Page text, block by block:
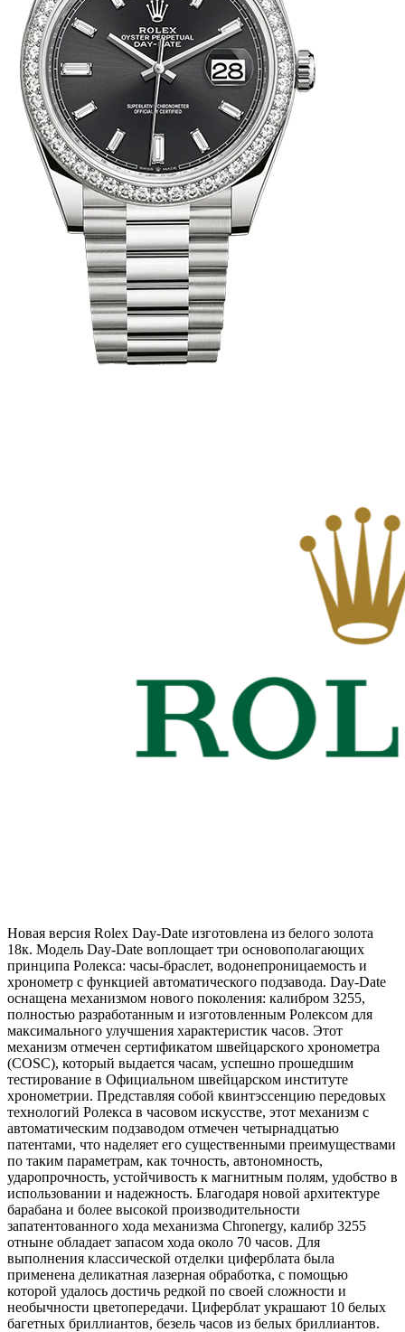
Новая версия Rolex Day-Date изготовлена из белого золота
18к. Модель Day-Date воплощает три основополагающих
принципа Ролекса: часы-браслет, водонепроницаемость и
хронометр с функцией автоматического подзавода. Day-Date
оснащена механизмом нового поколения: калибром 3255,
полностью разработанным и изготовленным Ролексом для
максимального улучшения характеристик часов. Этот
механизм отмечен сертификатом швейцарского хронометра
(COSC), который выдается часам, успешно прошедшим
тестирование в Официальном швейцарском институте
хронометрии. Представляя собой квинтэссенцию передовых
технологий Ролекса в часовом искусстве, этот механизм с
автоматическим подзаводом отмечен четырнадцатью
патентами, что наделяет его существенными преимуществами
по таким параметрам, как точность, автономность,
ударопрочность, устойчивость к магнитным полям, удобство в
использовании и надежность. Благодаря новой архитектуре
барабана и более высокой производительности
запатентованного хода механизма Chronergy, калибр 3255
отныне обладает запасом хода около 70 часов. Для
выполнения классической отделки циферблата была
применена деликатная лазерная обработка, с помощью
которой удалось достичь редкой по своей сложности и
необычности цветопередачи. Циферблат украшают 10 белых
багетных бриллиантов, безель часов из белых бриллиантов.